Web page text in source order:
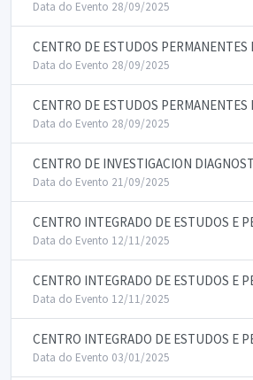
Data do Evento 28/09/2025
CENTRO DE ESTUDOS PERMANENTES
Data do Evento 28/09/2025
CENTRO DE ESTUDOS PERMANENTES
Data do Evento 28/09/2025
CENTRO DE INVESTIGACION
Data do Evento 21/09/2025
CENTRO INTEGRADO DE ESTUDOS E
Data do Evento 12/11/2025
CENTRO INTEGRADO DE ESTUDOS E
Data do Evento 12/11/2025
CENTRO INTEGRADO DE ESTUDOS E
Data do Evento 03/01/2025